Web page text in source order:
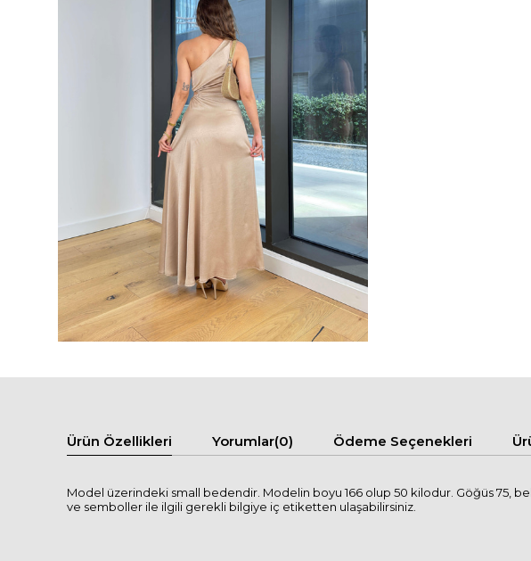
Ürün Özellikleri Yorumlar(0) Ödeme Seçenekleri
Model üzerindeki small bedendir. Modelin boyu 166 olup 50 kilodur. Göğüs 75,
ve semboller ile ilgili gerekli bilgiye iç etiketten ulaşabilirsiniz.